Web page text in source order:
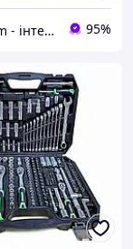
Stroy Sam - інтернет магазин інструментів 95%